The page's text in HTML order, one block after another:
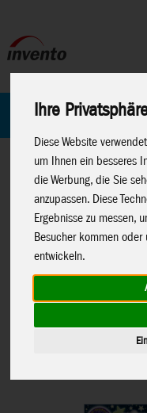
Ihre
Diese Website
um Ihnen ein besseres
die Werbung, die Sie
anzupassen. Diese
Ergebnisse zu messen,
Besucher kommen oder
entwickeln.
Home
Spielwaren
Glow Starry